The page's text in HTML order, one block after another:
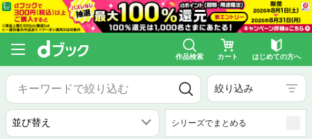
作品検索 カート はじめての方へ
絞り込み
シリーズでまとめる